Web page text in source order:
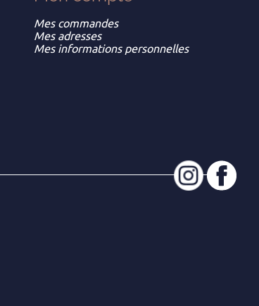
Mes commandes
Mes adresses
Mes informations personnelles